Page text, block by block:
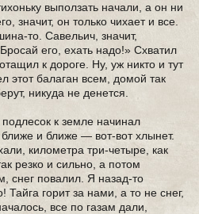
выползать начали, а он ни
значит, он только чихает и все.
то. Савельич, значит,
его, ехать надо!» Схватил
к дороге. Ну, уж никто и тут
этот балаган всем, домой так
никуда не денется.
к земле начинал
ближе и ближе — вот-вот хлынет.
километра три-четыре, как
резко и сильно, а потом
снег повалил. Я назад-то
Тайга горит за нами, а то не снег,
все по газам дали,